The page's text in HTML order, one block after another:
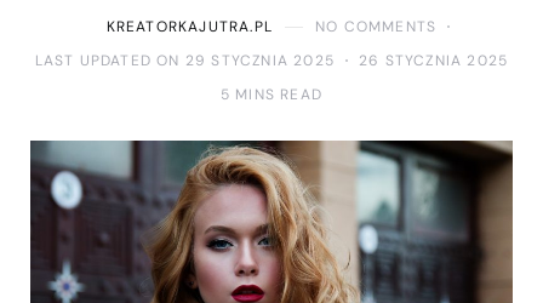
KREATORKAJUTRA.PL
NO COMMENTS
LAST UPDATED ON 29 STYCZNIA 2025
26 STYCZNIA 2025
5 MINS READ